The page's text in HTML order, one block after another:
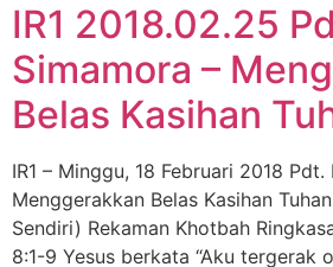
IR1 2018.02.25
Simamora –
Belas Kasihan
IR1 – Minggu, 18 Februari 2018
Menggerakkan Belas Kasihan
Sendiri) Rekaman Khotbah
8:1-9 Yesus berkata “Aku tergerak